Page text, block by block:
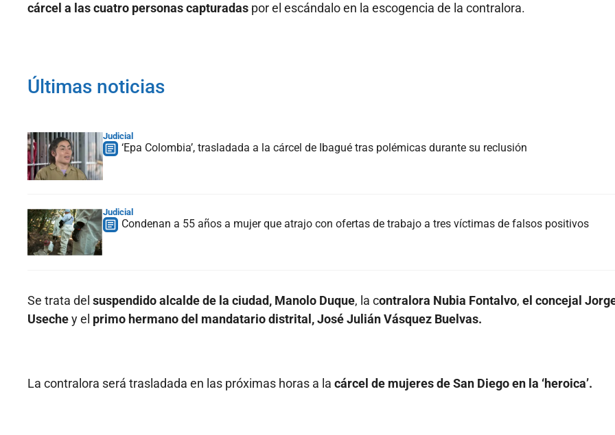
cárcel a las cuatro personas capturadas por el escándalo en la escogencia de la contralora.
Últimas noticias
Judicial
‘Epa Colombia’, trasladada a la cárcel de Ibagué tras polémicas durante su reclusión
Judicial
Condenan a 55 años a mujer que atrajo con ofertas de trabajo a tres víctimas de falsos positivos
Se trata del suspendido alcalde de la ciudad, Manolo Duque, la contralora Nubia Fontalvo, el concejal
Usechey el primo hermano del mandatario distrital, José Julián Vásquez Buelvas.
La contralora será trasladada en las próximas horas a la cárcel de mujeres de San Diego en la ‘heroica’.